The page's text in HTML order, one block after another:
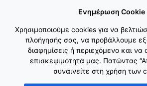
Εθνικό Δίκτυο ΚΑΠ
Ενημέρωση Cookie
Χρησιμοποιούμε cookies για να
πλοήγησής σας, να προβάλλουμε
διαφημίσεις ή περιεχόμενο και
επισκεψιμότητά μας. Πατώντας
συναινείτε στη χρήση των